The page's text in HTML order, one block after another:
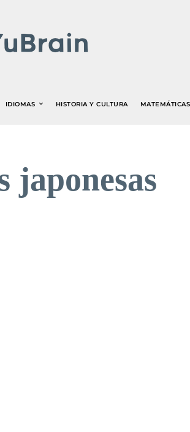
IDIOMAS HISTORIA Y CULTURA MATEMÁTICAS
japonesas